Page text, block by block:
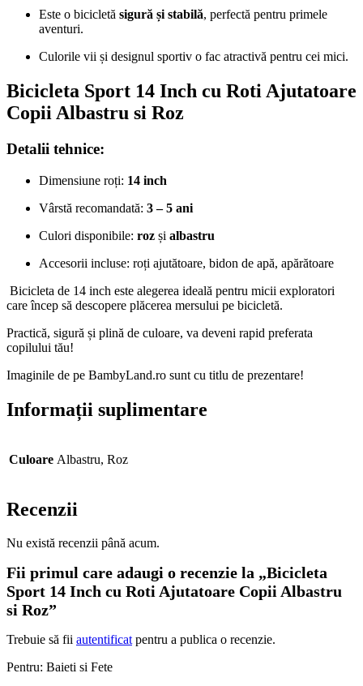
Este o bicicletă sigură și stabilă, perfectă pentru primele
aventuri.
Culorile vii și designul sportiv o fac atractivă pentru cei mici.
Bicicleta Sport 14 Inch cu Roti Ajutatoare
Copii Albastru si Roz
Detalii tehnice:
Dimensiune roți: 14 inch
Vârstă recomandată: 3 – 5 ani
Culori disponibile: roz și albastru
Accesorii incluse: roți ajutătoare, bidon de apă, apărătoare
Bicicleta de 14 inch este alegerea ideală pentru micii exploratori
care încep să descopere plăcerea mersului pe bicicletă.
Practică, sigură și plină de culoare, va deveni rapid preferata
copilului tău!
Imaginile de pe BambyLand.ro sunt cu titlu de prezentare!
Informații suplimentare
Culoare Albastru, Roz
Recenzii
Nu există recenzii până acum.
Fii primul care adaugi o recenzie la „Bicicleta
Sport 14 Inch cu Roti Ajutatoare Copii Albastru
si Roz”
Trebuie să fii autentificatpentru a publica o recenzie.
Pentru: Baieti si Fete